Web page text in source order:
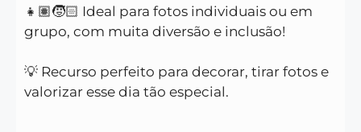
👧🏽🧒🏻 Ideal para fotos individuais ou em
grupo, com muita diversão e inclusão!
💡 Recurso perfeito para decorar, tirar fotos e
valorizar esse dia tão especial.